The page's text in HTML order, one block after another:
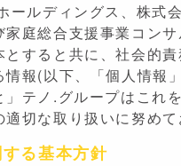
ールディングス、株式
家庭総合支援事業コン
すると共に、社会的責
情報(以下、「個人情
」テノ.グループはこれ
切な取り扱いに努めて
る基本方針